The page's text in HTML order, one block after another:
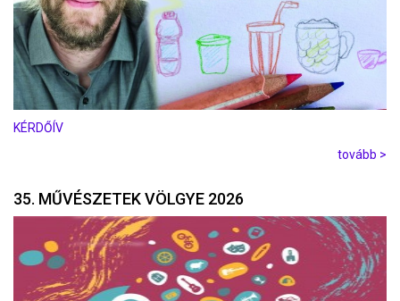
KÉRDŐÍV
tovább >
35. MŰVÉSZETEK VÖLGYE 2026